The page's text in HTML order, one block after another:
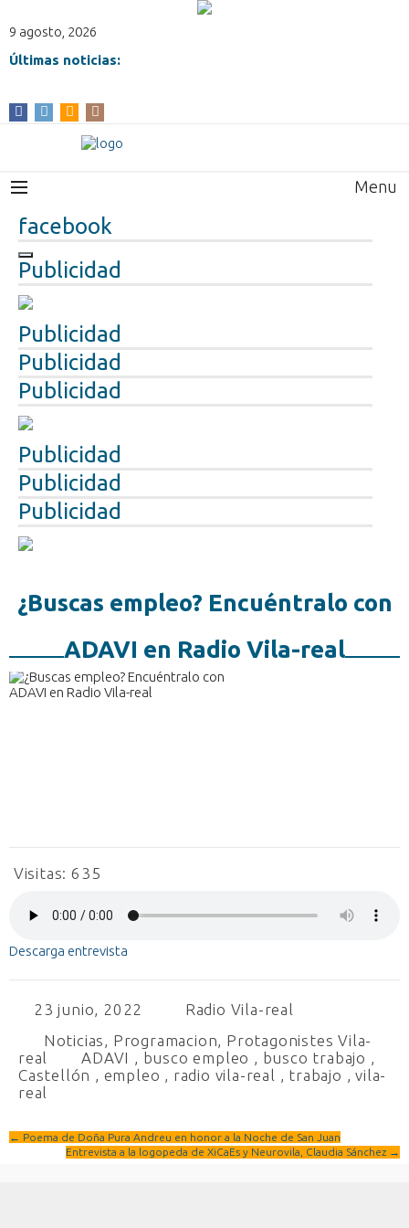
9 agosto, 2026
Últimas noticias:
Menu
facebook
Publicidad
Publicidad
Publicidad
Publicidad
Publicidad
Publicidad
Publicidad
¿Buscas empleo? Encuéntralo con
ADAVI en Radio Vila-real
Visitas: 635
Descarga entrevista
23 junio, 2022
Radio Vila-real
Noticias, Programacion, Protagonistes Vila-
real
ADAVI , busco empleo , busco trabajo ,
Castellón , empleo , radio vila-real , trabajo ,vila-
real
← Poema de Doña Pura Andreu en honor a la Noche de San Juan
Entrevista a la logopeda de XiCaEs y Neurovila, Claudia Sánchez →